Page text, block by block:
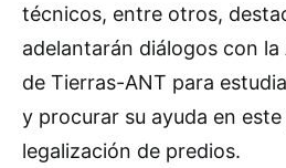
técnicos, entre otros,
adelantarán diálogos con la
de Tierras-ANT para
y procurar su ayuda en
legalización de predios.